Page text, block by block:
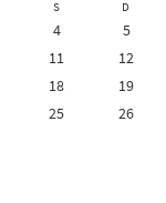
S D
4
5
11
12
18
19
25
26